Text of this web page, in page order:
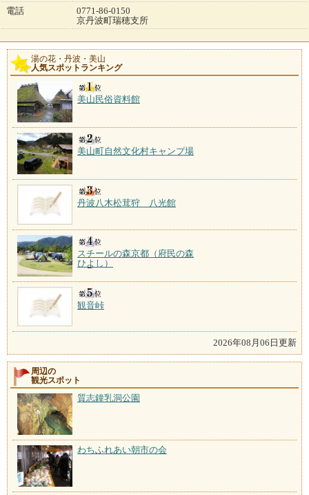
電話
0771-86-0150
京丹波町瑞穂支所
湯の花・丹波・美山
人気スポットランキング
美山民俗資料館
美山町自然文化村キャンプ場
丹波八木松茸狩 八光館
スチールの森京都（府民の森
ひよし）
観音峠
2026年08月06日更新
周辺の
観光スポット
質志鐘乳洞公園
わちふれあい朝市の会